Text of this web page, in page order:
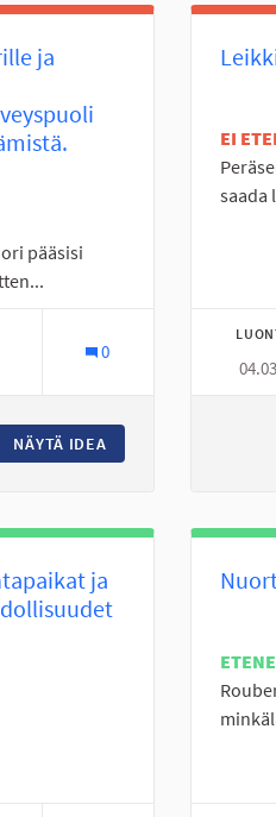
ja
pääsisi
4-16 VUOTIAILLE NUORILLE
0
NÄYTÄ IDEA KIELIKERHOJA 4-16
EI
saada
ja